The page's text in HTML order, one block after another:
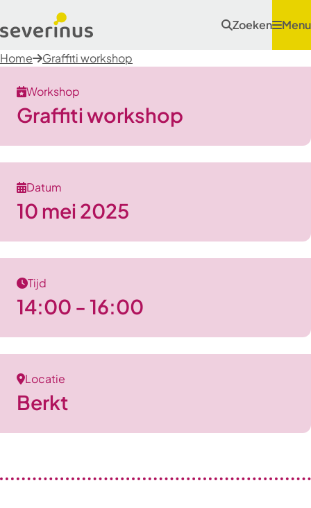
Zoeken Menu
Home Graffiti workshop
Workshop
Graffiti workshop
Datum
10 mei 2025
Tijd
14:00 - 16:00
Locatie
Berkt